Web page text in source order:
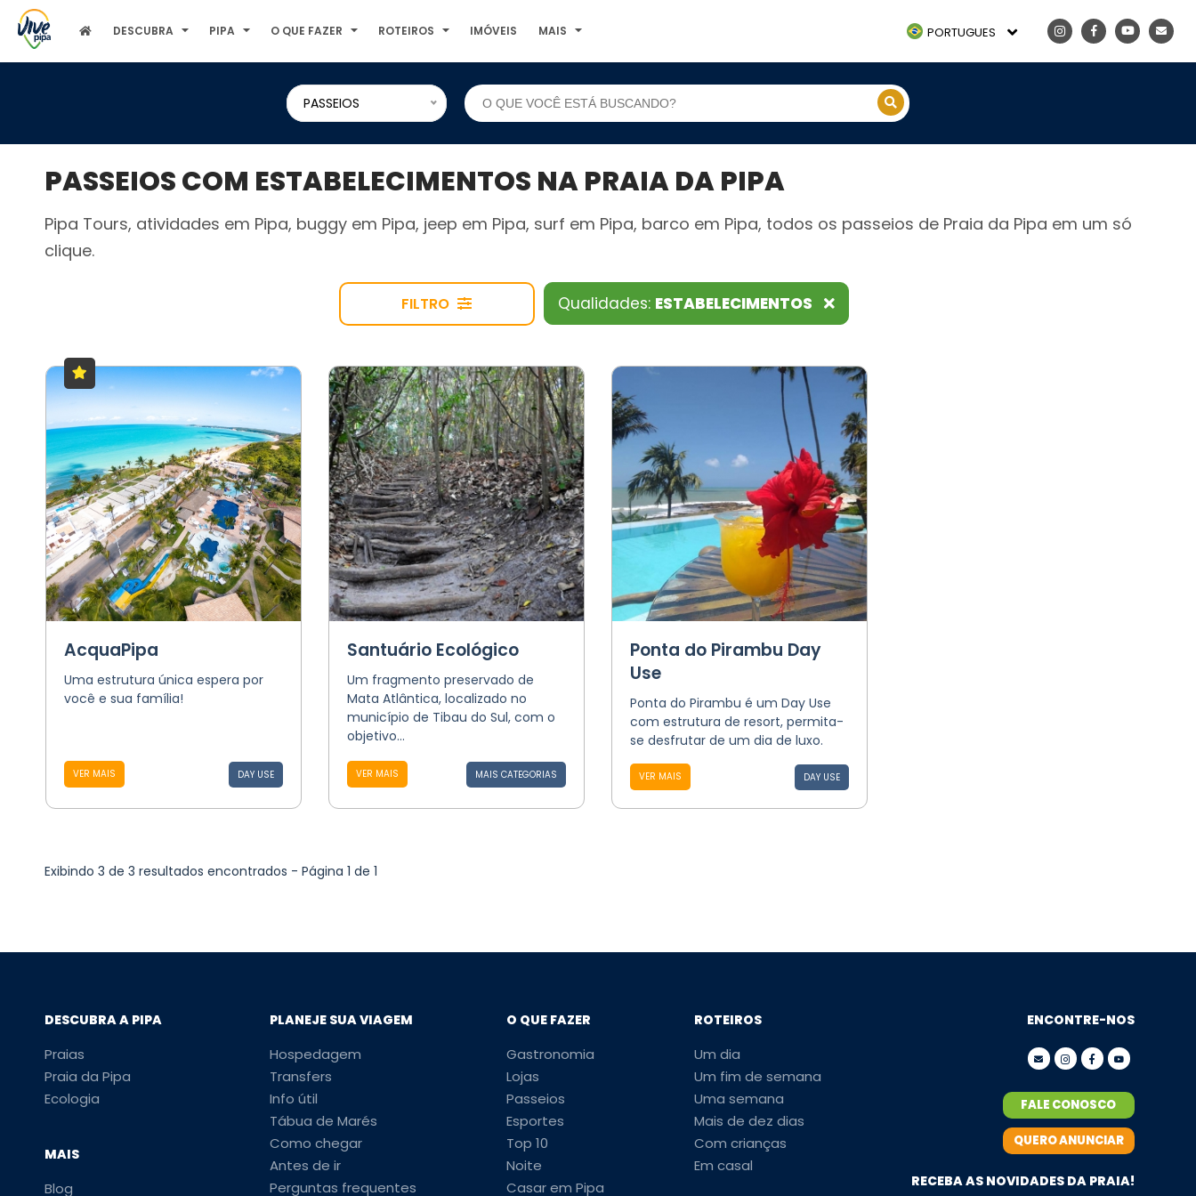
DESCUBRA PIPA O QUE FAZER ROTEIROS IMÓVEIS MAIS PORTUGUES
PASSEIOS
PASSEIOS COM ESTABELECIMENTOS NA PRAIA DA PIPA
Pipa Tours, atividades em Pipa, buggy em Pipa, jeep em Pipa, surf em Pipa, barco em Pipa, todos os passeios de Praia da Pipa em um só
clique.
FILTRO Qualidades: ESTABELECIMENTOS
AcquaPipa
Uma estrutura única espera por
você e sua família!
VER MAIS DAY USE
Santuário Ecológico
Um fragmento preservado de
Mata Atlântica, localizado no
município de Tibau do Sul, com o
objetivo...
VER MAIS MAIS CATEGORIAS
Ponta do Pirambu Day
Use
Ponta do Pirambu é um Day Use
com estrutura de resort, permita-
se desfrutar de um dia de luxo.
VER MAIS DAY USE
Exibindo 3 de 3 resultados encontrados - Página 1 de 1
DESCUBRA A PIPA
Praias
Praia da Pipa
Ecologia
MAIS
Blog
PLANEJE SUA VIAGEM
Hospedagem
Transfers
Info útil
Tábua de Marés
Como chegar
Antes de ir
Perguntas frequentes
O QUE FAZER
Gastronomia
Lojas
Passeios
Esportes
Top 10
Noite
Casar em Pipa
ROTEIROS
Um dia
Um fim de semana
Uma semana
Mais de dez dias
Com crianças
Em casal
ENCONTRE-NOS
FALE CONOSCO
QUERO ANUNCIAR
RECEBA AS NOVIDADES DA PRAIA!